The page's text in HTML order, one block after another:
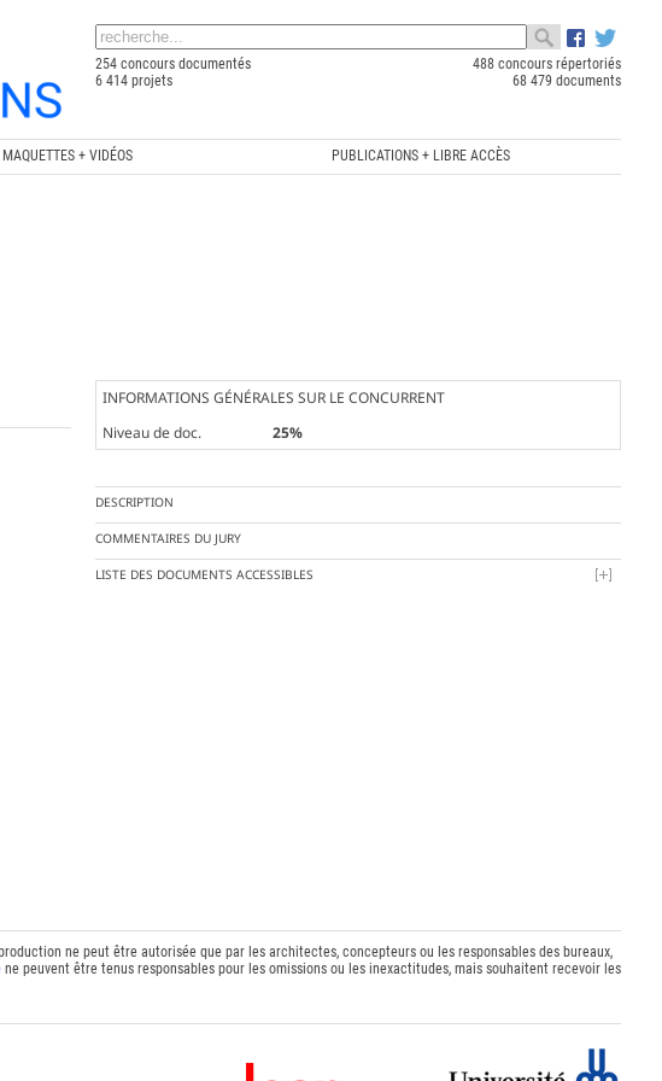
254 concours documentés
488 concours répertoriés
6 414 projets
68 479 documents
MAQUETTES + VIDÉOS PUBLICATIONS + LIBRE ACCÈS
INFORMATIONS GÉNÉRALES SUR LE CONCURRENT
Niveau de doc.
25%
DESCRIPTION
COMMENTAIRES DU JURY
LISTE DES DOCUMENTS ACCESSIBLES
ne peut être autorisée que par les architectes, concepteurs ou les responsables des bureaux,
ne peuvent être tenus responsables pour les omissions ou les inexactitudes, mais souhaitent recevoir les